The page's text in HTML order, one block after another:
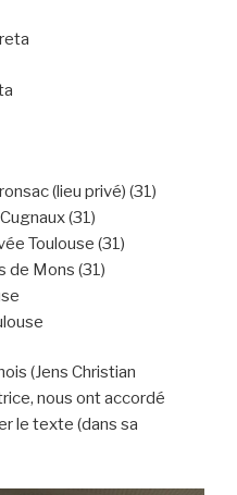
(lieu privé) (31)
(31)
Toulouse (31)
de Mons (31)
(Jens Christian
nous ont accordé
le texte (dans sa